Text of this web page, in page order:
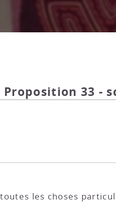
Proposition 33 -
les choses